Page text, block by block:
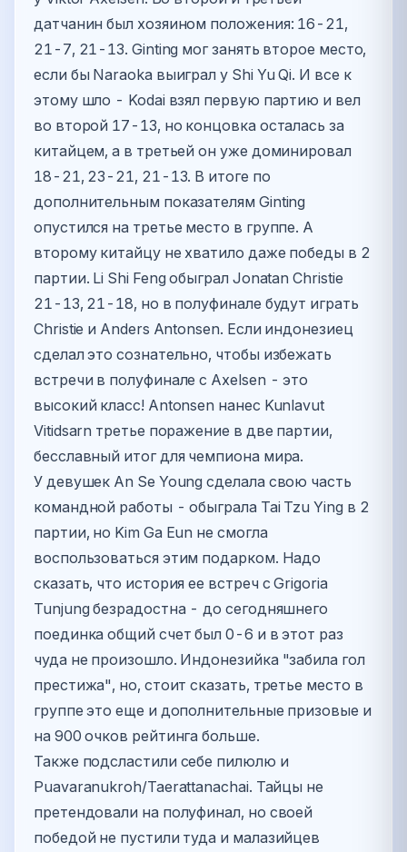
датчанин был хозяином положения: 16-21,
21-7, 21-13. Ginting мог занять второе место,
если бы Naraoka выиграл у Shi Yu Qi. И все к
этому шло - Kodai взял первую партию и вел
во второй 17-13, но концовка осталась за
китайцем, а в третьей он уже доминировал
18-21, 23-21, 21-13. В итоге по
дополнительным показателям Ginting
опустился на третье место в группе. А
второму китайцу не хватило даже победы в 2
партии. Li Shi Feng обыграл Jonatan Christie
21-13, 21-18, но в полуфинале будут играть
Christie и Anders Antonsen. Если индонезиец
сделал это сознательно, чтобы избежать
встречи в полуфинале с Axelsen - это
высокий класс! Antonsen нанес Kunlavut
Vitidsarn третье поражение в две партии,
бесславный итог для чемпиона мира.
У девушек An Se Young сделала свою часть
командной работы - обыграла Tai Tzu Ying в 2
партии, но Kim Ga Eun не смогла
воспользоваться этим подарком. Надо
сказать, что история ее встреч с Grigoria
Tunjung безрадостна - до сегодняшнего
поединка общий счет был 0-6 и в этот раз
чуда не произошло. Индонезийка "забила гол
престижа", но, стоит сказать, третье место в
группе это еще и дополнительные призовые и
на 900 очков рейтинга больше.
Также подсластили себе пилюлю и
Puavaranukroh/Taerattanachai. Тайцы не
претендовали на полуфинал, но своей
победой не пустили туда и малазийцев